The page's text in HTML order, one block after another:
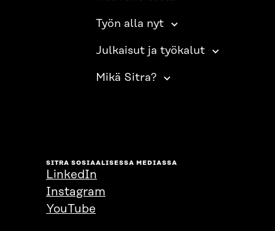
Työn alla nyt
Julkaisut ja työkalut
Mikä Sitra?
SITRA SOSIAALISESSA MEDIASSA
LinkedIn
Instagram
YouTube